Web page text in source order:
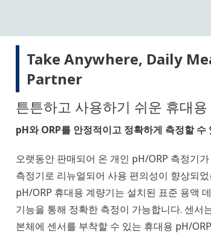
Take Anywhere, Daily
Partner
튼튼하고 사용하기 쉬운 휴대
pH와 ORP를 안정적이고 정확하게 측정할 수
오랫동안 판매되어 온 개인 pH/ORP 측정기
측정기로 리뉴얼되어 사용 편의성이 향상되었
pH/ORP 휴대용 계량기는 설치된 표준 용액
기능을 통해 정확한 측정이 가능합니다. 센서
본체에 센서를 부착할 수 있는 휴대용 pH/